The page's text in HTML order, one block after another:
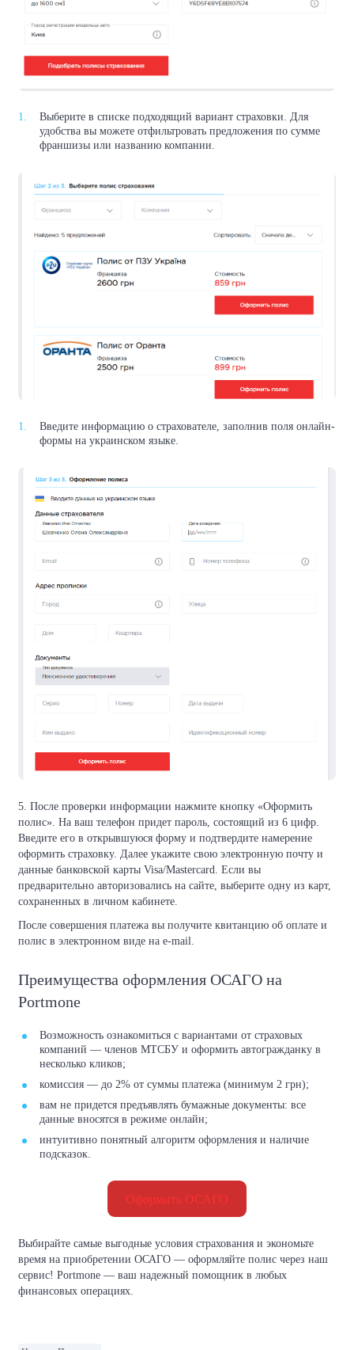
Выберите в списке подходящий вариант страховки. Для
удобства вы можете отфильтровать предложения по сумме
франшизы или названию компании.
Введите информацию о страхователе, заполнив поля онлайн-
формы на украинском языке.
5. После проверки информации нажмите кнопку «Оформить
полис». На ваш телефон придет пароль, состоящий из 6 цифр.
Введите его в открывшуюся форму и подтвердите намерение
оформить страховку. Далее укажите свою электронную почту и
данные банковской карты Visa/Mastercard. Если вы
предварительно авторизовались на сайте, выберите одну из карт,
сохраненных в личном кабинете.
После совершения платежа вы получите квитанцию об оплате и
полис в электронном виде на e-mail.
Преимущества оформления ОСАГО на
Portmone
Возможность ознакомиться с вариантами от страховых
компаний — членов МТСБУ и оформить автогражданку в
несколько кликов;
комиссия — до 2% от суммы платежа (минимум 2 грн);
вам не придется предъявлять бумажные документы: все
данные вносятся в режиме онлайн;
интуитивно понятный алгоритм оформления и наличие
подсказок.
Оформить ОСАГО
Выбирайте самые выгодные условия страхования и экономьте
время на приобретении ОСАГО — оформляйте полис через наш
сервис! Portmone — ваш надежный помощник в любых
финансовых операциях.